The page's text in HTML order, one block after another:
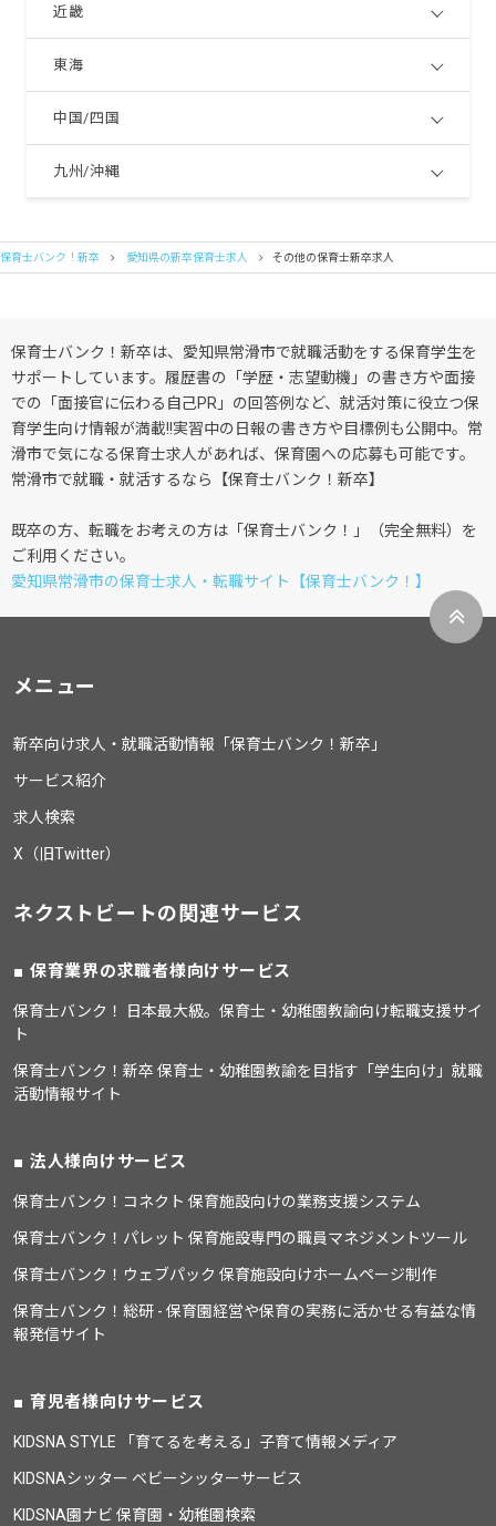
近畿
東海
中国/四国
九州/沖縄
保育士バンク！新卒 愛知県の新卒保育士求人 その他の保育士新卒求人
保育士バンク！新卒は、愛知県常滑市で就職活動をする保育学生を
サポートしています。履歴書の「学歴・志望動機」の書き方や面接
での「面接官に伝わる自己PR」の回答例など、就活対策に役立つ保
育学生向け情報が満載!!実習中の日報の書き方や目標例も公開中。常
滑市で気になる保育士求人があれば、保育園への応募も可能です。
常滑市で就職・就活するなら【保育士バンク！新卒】
既卒の方、転職をお考えの方は「保育士バンク！」（完全無料）を
ご利用ください。
愛知県常滑市の保育士求人・転職サイト【保育士バンク！】
メニュー
新卒向け求人・就職活動情報「保育士バンク！新卒」
サービス紹介
求人検索
X（旧Twitter）
ネクストビートの関連サービス
保育業界の求職者様向けサービス
保育士バンク！ 日本最大級。保育士・幼稚園教諭向け転職支援サイ
ト
保育士バンク！新卒 保育士・幼稚園教諭を目指す「学生向け」就職
活動情報サイト
法人様向けサービス
保育士バンク！コネクト 保育施設向けの業務支援システム
保育士バンク！パレット 保育施設専門の職員マネジメントツール
保育士バンク！ウェブパック 保育施設向けホームページ制作
保育士バンク！総研 - 保育園経営や保育の実務に活かせる有益な情
報発信サイト
育児者様向けサービス
KIDSNA STYLE 「育てるを考える」子育て情報メディア
KIDSNAシッター ベビーシッターサービス
KIDSNA園ナビ 保育園・幼稚園検索